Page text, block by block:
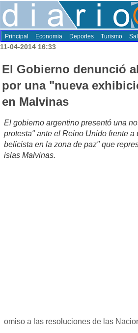
Principal Economia Deportes Turismo
11-04-2014 16:33
El Gobierno denunció
por una "nueva
en Malvinas
El gobierno argentino presentó una
protesta" ante el Reino Unido frente
belicista en la zona de paz" que
islas Malvinas.
omiso a las resoluciones de las